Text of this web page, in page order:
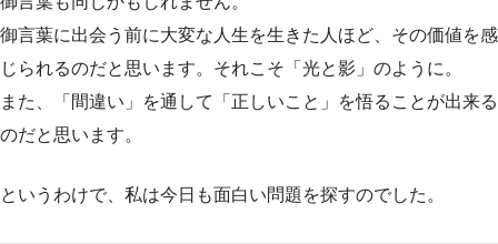
御言葉に出会う前に大変な人生を生きた人ほど、その価値を感
じられるのだと思います。それこそ「光と影」のように。
また、「間違い」を通して「正しいこと」を悟ることが出来る
のだと思います。
というわけで、私は今日も面白い問題を探すのでした。